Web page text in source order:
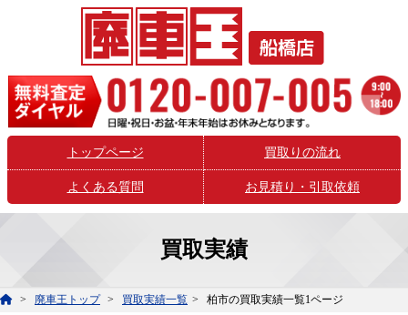
トップページ 買取りの流れ
よくある質問 お見積り・引取依頼
買取実績
廃車王トップ 買取実績一覧 柏市の買取実績一覧1ページ